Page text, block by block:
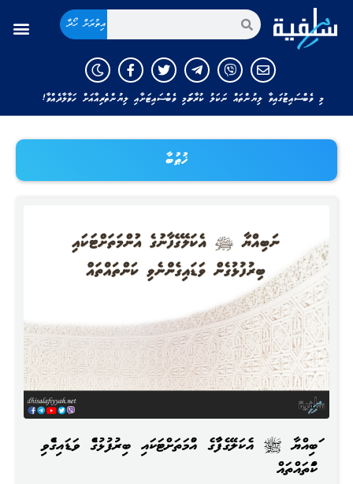
އިތުރަށް ހޯދާ
މި ވެބްސައިޓުގައިވާ ލިޔުންތައް ނަކަލު ކުރާނަމަ މި ވެބްސައިޓަށާއި ލިޔުންތެރިއާއަށް ހަވާލާދެއްވާ!
ޚުޠުބާ
ނަބިއްޔާ ﷺ އެކަލޭގެފާނުގެ އުންމަތަށްޓަކައި ބިރުފުޅުގެން ވަޑައިގެންނެވި
ކަންތައްތައް